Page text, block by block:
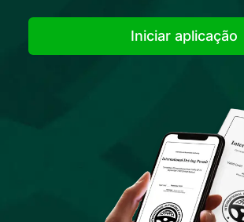
Iniciar aplicação